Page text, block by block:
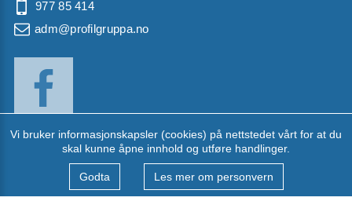
977 85 414
adm@profilgruppa.no
Vi bruker informasjonskapsler (cookies) på nettstedet vårt for at du
skal kunne åpne innhold og utføre handlinger.
Godta Les mer om personvern